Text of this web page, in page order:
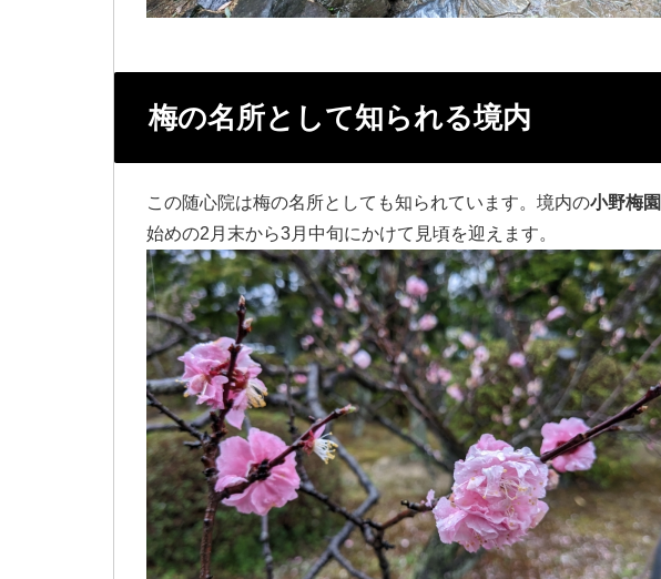
梅の名所として知られる境内
この随心院は梅の名所としても知られています。境内の小野梅園
始めの2月末から3月中旬にかけて見頃を迎えます。